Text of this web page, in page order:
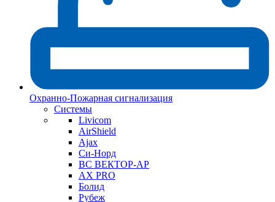
Охранно-Пожарная сигнализация
Системы
Livicom
AirShield
Ajax
Си-Норд
ВС ВЕКТОР-АР
AX PRO
Болид
Рубеж